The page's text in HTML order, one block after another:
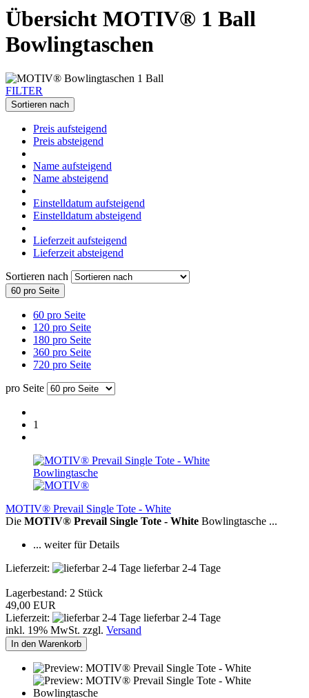
Übersicht MOTIV® 1 Ball
Bowlingtaschen
FILTER
Sortieren nach
Preis aufsteigend
Preis absteigend
Name aufsteigend
Name absteigend
Einstelldatum aufsteigend
Einstelldatum absteigend
Lieferzeit aufsteigend
Lieferzeit absteigend
Sortieren nach
60 pro Seite
60 pro Seite
120 pro Seite
180 pro Seite
360 pro Seite
720 pro Seite
pro Seite
1
MOTIV® Prevail Single Tote - White
Die MOTIV® Prevail Single Tote - White Bowlingtasche ...
... weiter für Details
Lieferzeit:
lieferbar 2-4 Tage
Lagerbestand: 2 Stück
49,00 EUR
Lieferzeit:
lieferbar 2-4 Tage
inkl. 19% MwSt. zzgl. Versand
In den Warenkorb